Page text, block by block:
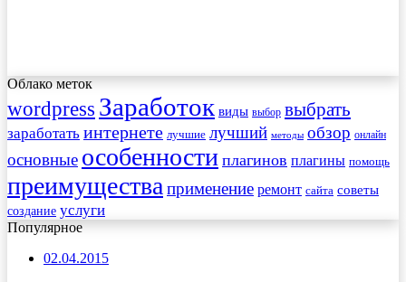
Облако меток
wordpress Заработок виды выбор выбрать
заработать интернете лучшие лучший методы обзор онлайн
основные особенности плагинов плагины помощь
преимущества применение ремонт сайта советы
создание услуги
Популярное
02.04.2015